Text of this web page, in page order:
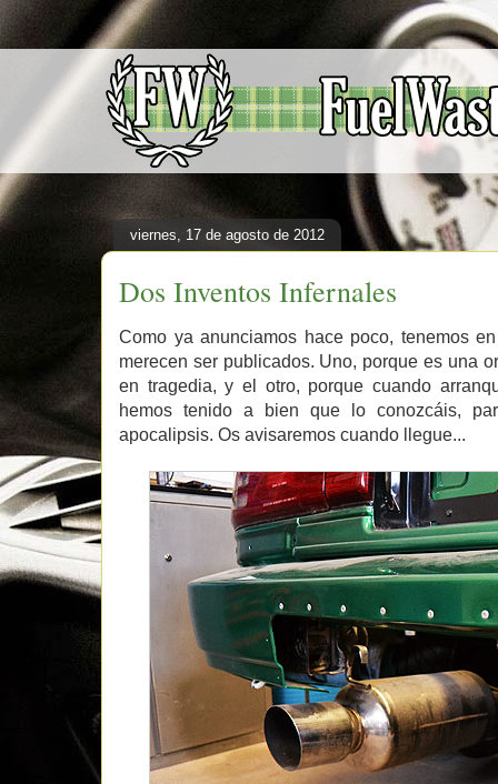
viernes, 17 de agosto de 2012
Dos Inventos Infernales
Como ya anunciamos hace poco, tenemos
merecen ser publicados. Uno, porque es una
en tragedia, y el otro, porque cuando
hemos tenido a bien que lo conozcáis,
apocalipsis. Os avisaremos cuando llegue...